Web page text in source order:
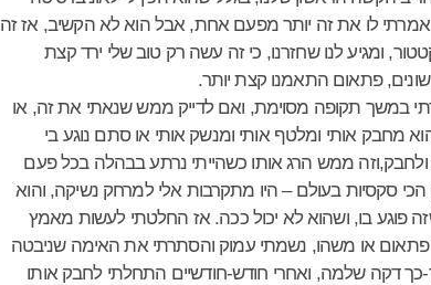
אמרתי לו את זה יותר מפעם אחת, אבל הוא לא הקשיב, אז זה
ומגיע לנו שחזרנו, כי זה עשה רק טוב שלי ירד קצת
פתאום התאמנו קצת יותר.
במשך תקופה מסוימת, ואם לדייק ממש שנאתי את זה, או
אותי ומלטף אותי ומנשק אותי או סתם נוגע בי
ולחבק,וזה ממש הרג אותו כשהייתי נרתע בבהלה בכל פעם
סקסיות בעולם – היו מתקרבות אלי למרחק נשיקה, והוא
פוגע בו, ושהוא לא יכול ככה. אז החלטתי לעשות מאמץ
פתאום או משהו, נשמתי עמוק והסתרתי את האימה שניבטה
כך דקה שלמה, ואחרי חודש-חודשיים התחלתי לחבק אותו